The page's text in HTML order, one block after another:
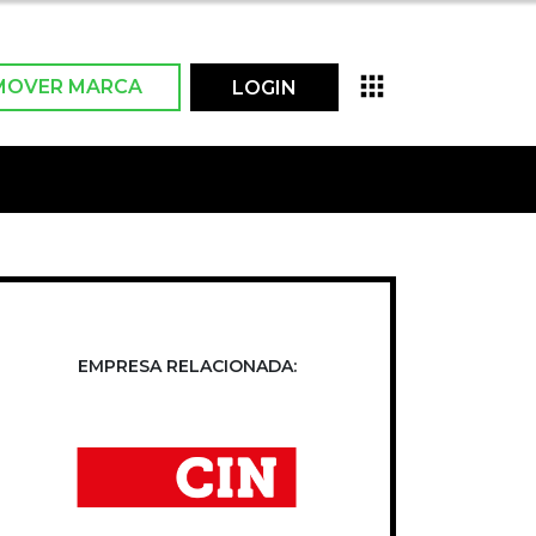
MARCA LOGIN
EMPRESA RELACIONADA: